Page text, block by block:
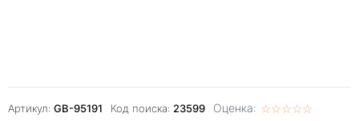
Артикул: GB-95191 Код поиска: 23599 Оценка: ☆☆☆☆☆
★★★★★